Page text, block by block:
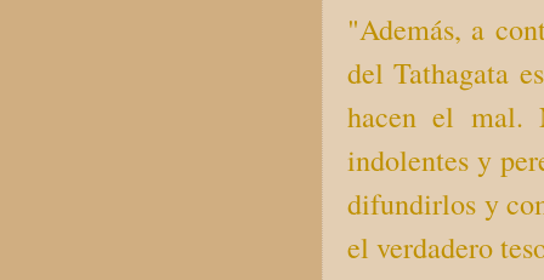
"Además, a
del Tathagata
hacen el mal.
indolentes y
difundirlos y
el verdadero